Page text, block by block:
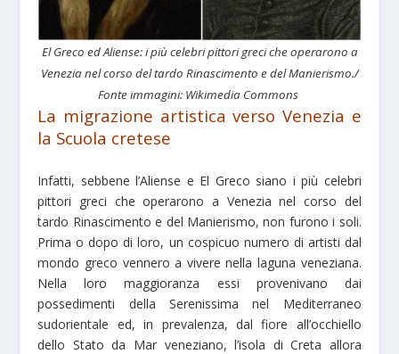
El Greco ed Aliense: i più celebri pittori greci che operarono a
Venezia nel corso del tardo Rinascimento e del Manierismo./
Fonte immagini: Wikimedia Commons
La migrazione artistica verso Venezia e
la Scuola cretese
Infatti, sebbene l’Aliense e El Greco siano i più celebri
pittori greci che operarono a Venezia nel corso del
tardo Rinascimento e del Manierismo, non furono i soli.
Prima o dopo di loro, un cospicuo numero di artisti dal
mondo greco vennero a vivere nella laguna veneziana.
Nella loro maggioranza essi provenivano dai
possedimenti della Serenissima nel Mediterraneo
sudorientale ed, in prevalenza, dal fiore all’occhiello
dello Stato da Mar veneziano, l’isola di Creta allora